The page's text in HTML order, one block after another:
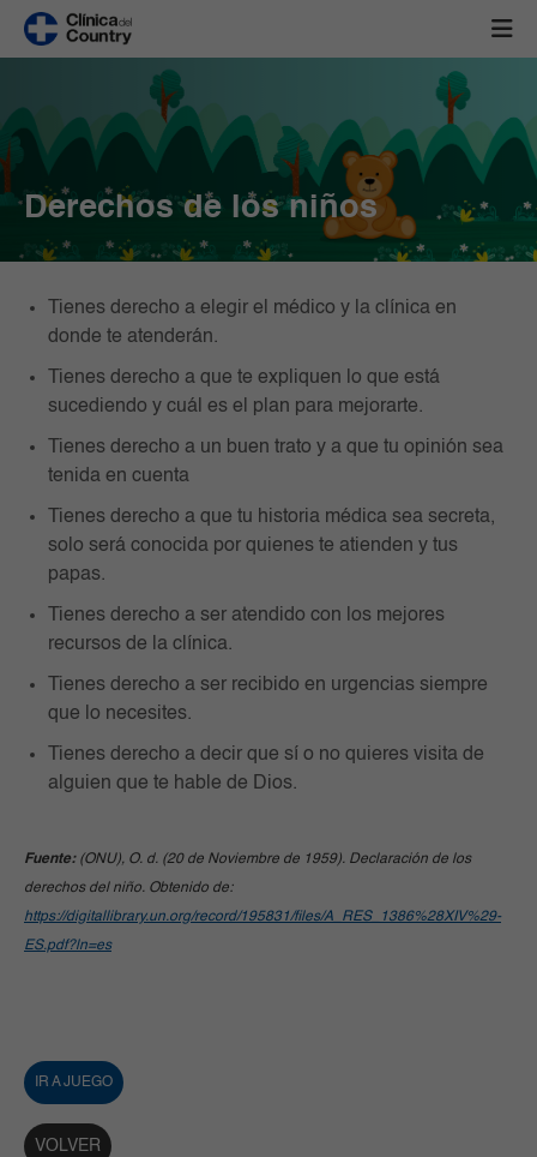
Derechos de los niños
Tienes derecho a elegir el médico y la clínica en
donde te atenderán.
Tienes derecho a que te expliquen lo que está
sucediendo y cuál es el plan para mejorarte.
Tienes derecho a un buen trato y a que tu opinión sea
tenida en cuenta
Tienes derecho a que tu historia médica sea secreta,
solo será conocida por quienes te atienden y tus
papas.
Tienes derecho a ser atendido con los mejores
recursos de la clínica.
Tienes derecho a ser recibido en urgencias siempre
que lo necesites.
Tienes derecho a decir que sí o no quieres visita de
alguien que te hable de Dios.
Fuente: (ONU), O. d. (20 de Noviembre de 1959). Declaración de los
derechos del niño. Obtenido de:
https://digitallibrary.un.org/record/195831/files/A_RES_1386%28XIV%29-
ES.pdf?ln=es
IR A JUEGO
VOLVER